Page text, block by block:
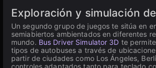
Exploración y simulación
Un segundo grupo de juegos te sitúa en
semiabiertos ambientados en diferentes
mundo. Bus Driver Simulator 3D te
tipos de autobuses a través de
partir de ciudades como Los Ángeles,
controles adaptados tanto para teclado